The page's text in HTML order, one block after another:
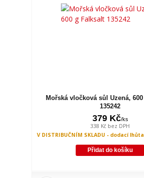
Mořská vločková sůl Uzená,
135242
379 Kč/ks
338 Kč bez DPH
V DISTRIBUČNÍM SKLADU - dodací
Přidat do košíku